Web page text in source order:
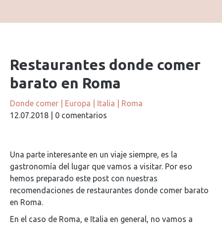
Restaurantes donde comer
barato en Roma
Donde comer Europa Italia
Roma
12.07.2018
0 comentarios
Una parte interesante en un viaje siempre, es la
gastronomía del lugar que vamos a visitar. Por eso
hemos preparado este post con nuestras
recomendaciones de restaurantes donde comer barato
en Roma.
En el caso de Roma, e Italia en general, no vamos a